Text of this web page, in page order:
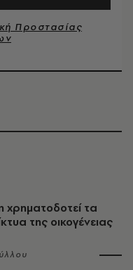
τα
της οικογένειας
Προστασίας